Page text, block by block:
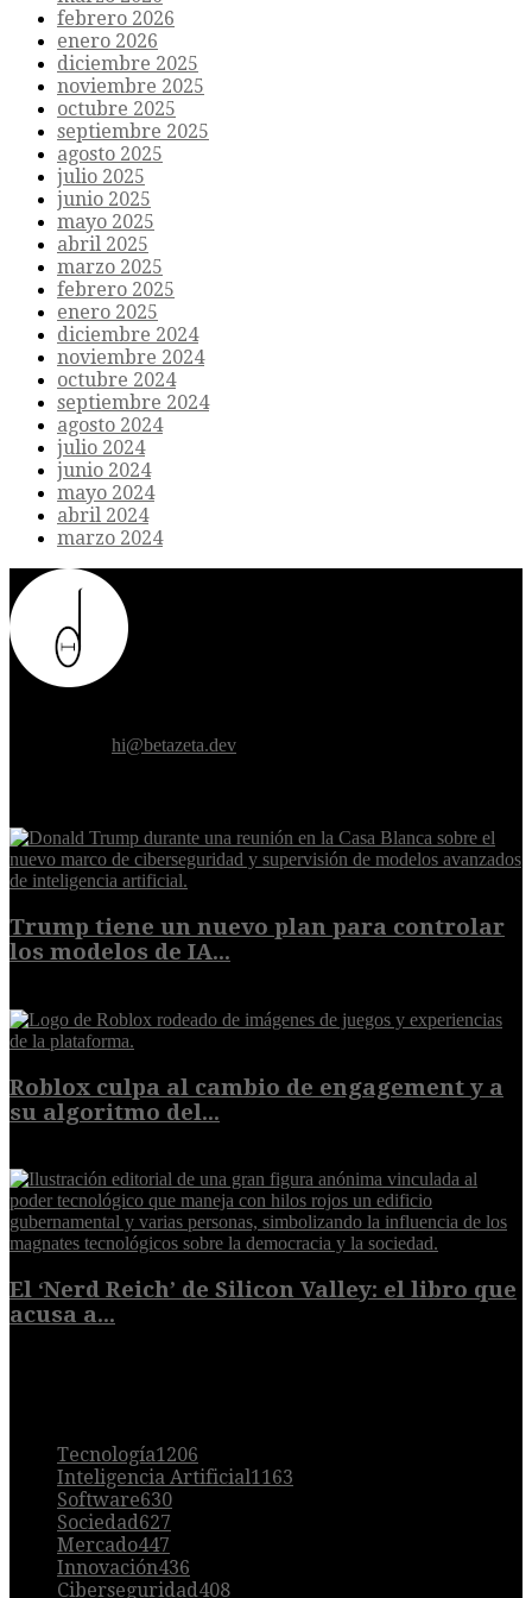
febrero 2026
enero 2026
diciembre 2025
noviembre 2025
octubre 2025
septiembre 2025
agosto 2025
julio 2025
junio 2025
mayo 2025
abril 2025
marzo 2025
febrero 2025
enero 2025
diciembre 2024
noviembre 2024
octubre 2024
septiembre 2024
agosto 2024
julio 2024
junio 2024
mayo 2024
abril 2024
marzo 2024
hi@betazeta.dev
Trump tiene un nuevo plan para controlar
los modelos de IA...
Roblox culpa al cambio de engagement y a
su algoritmo del...
El ‘Nerd Reich’ de Silicon Valley: el libro que
acusa a...
Tecnología1206
Inteligencia Artificial1163
Software630
Sociedad627
Mercado447
Innovación436
Ciberseguridad408